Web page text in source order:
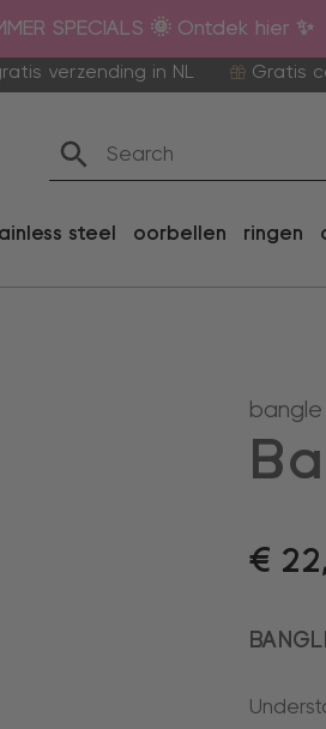
SPECIALS 🌞 Ontdek hier ✨
verzending in NL Gratis
steel oorbellen ringen
bangle
€